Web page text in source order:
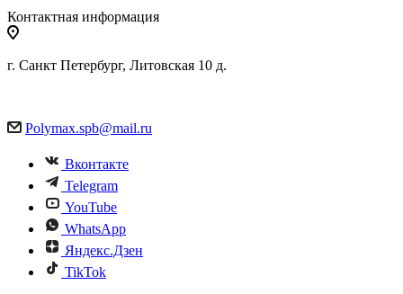
Контактная информация
г. Санкт Петербург, Литовская 10 д.
Polymax.spb@mail.ru
Вконтакте
Telegram
YouTube
WhatsApp
Яндекс.Дзен
TikTok